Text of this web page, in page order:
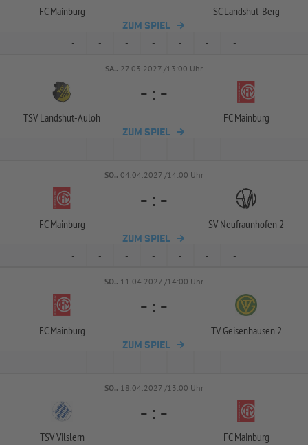
FC Mainburg SC Landshut-Berg
ZUM SPIEL
- - - - - - -
SA.. 27.03.2027 /13:00 Uhr
TSV Landshut-Auloh
- : -
FC Mainburg
ZUM SPIEL
- - - - - - -
SO.. 04.04.2027 /14:00 Uhr
FC Mainburg
- : -
SV Neufraunhofen 2
ZUM SPIEL
- - - - - - -
SO.. 11.04.2027 /14:00 Uhr
FC Mainburg
- : -
TV Geisenhausen 2
ZUM SPIEL
- - - - - - -
SO.. 18.04.2027 /13:00 Uhr
TSV Vilslern
- : -
FC Mainburg